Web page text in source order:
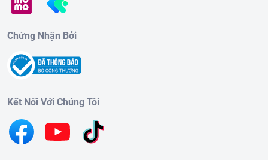
Chứng Nhận Bởi
Kết Nối Với Chúng Tôi